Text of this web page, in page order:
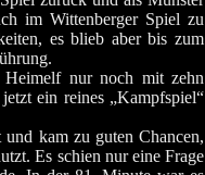
im Wittenberger Spiel zu
es blieb aber bis zum
nur noch mit zehn
ein reines „Kampfspiel“
kam zu guten Chancen,
Es schien nur eine Frage